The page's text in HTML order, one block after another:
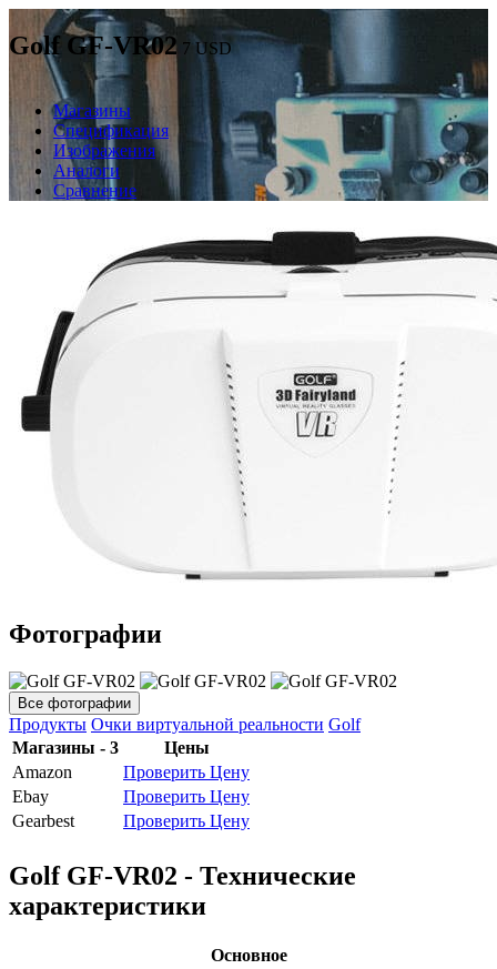
Golf GF-VR02 7 USD
Магазины
Спецификация
Изображения
Аналоги
Сравнение
Фотографии
Все фотографии
Продукты Очки виртуальной реальности Golf
Магазины - 3
Цены
Amazon
Проверить Цену
Ebay
Проверить Цену
Gearbest
Проверить Цену
Golf GF-VR02 - Технические
характеристики
Основное